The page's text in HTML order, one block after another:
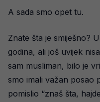
A sada smo opet tu.
Znate šta je smiješno?
godina, ali još uvijek
sam musliman, bilo je
smo imali važan posao
pomislio “znaš šta,